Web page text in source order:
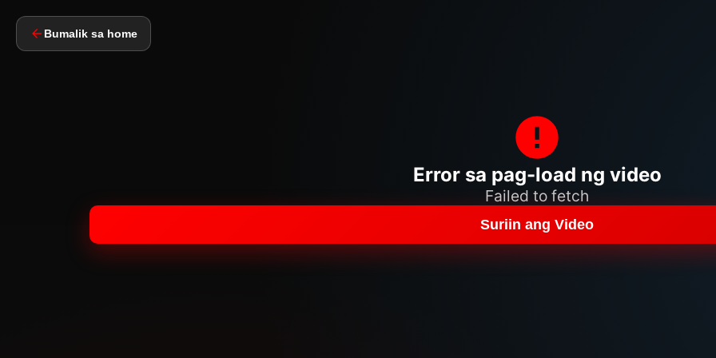
Bumalik sa home
Error sa pag-load ng video
Failed to fetch
Suriin ang Video